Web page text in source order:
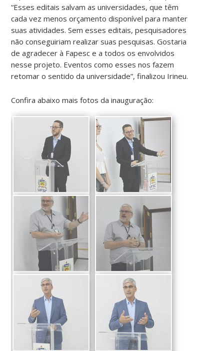
“Esses editais salvam as universidades, que têm
cada vez menos orçamento disponível para manter
suas atividades. Sem esses editais, pesquisadores
não conseguiriam realizar suas pesquisas. Gostaria
de agradecer à Fapesc e a todos os envolvidos
nesse projeto. Eventos como esses nos fazem
retomar o sentido da universidade”, finalizou Irineu.
Confira abaixo mais fotos da inauguração: